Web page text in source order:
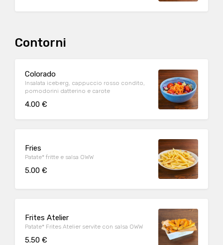
Contorni
Colorado
Insalata iceberg, cappuccio rosso condito,
pomodorini datterino e carote
4.00 €
Fries
Patate* fritte e salsa OWW
5.00 €
Frites Atelier
Patate* Frites Atelier servite con salsa OWW
5.50 €